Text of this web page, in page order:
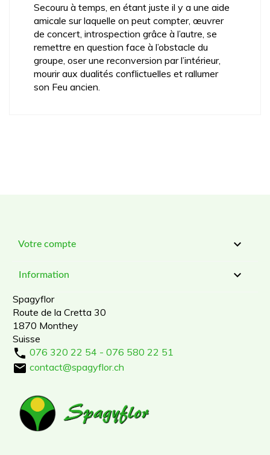
Secouru à temps, en étant juste il y a une aide
amicale sur laquelle on peut compter, œuvrer
de concert, introspection grâce à l’autre, se
remettre en question face à l’obstacle du
groupe, oser une reconversion par l’intérieur,
mourir aux dualités conflictuelles et rallumer
son Feu ancien.
Spagyflor
Route de la Cretta 30
1870 Monthey
Suisse
 076 320 22 54 - 076 580 22 51
 contact@spagyflor.ch
Information 
Votre compte 